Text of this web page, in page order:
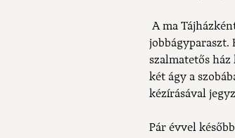
A ma
jobbágyparaszt.
szalmatetős
két ágy a
kézírásával
Pár évvel